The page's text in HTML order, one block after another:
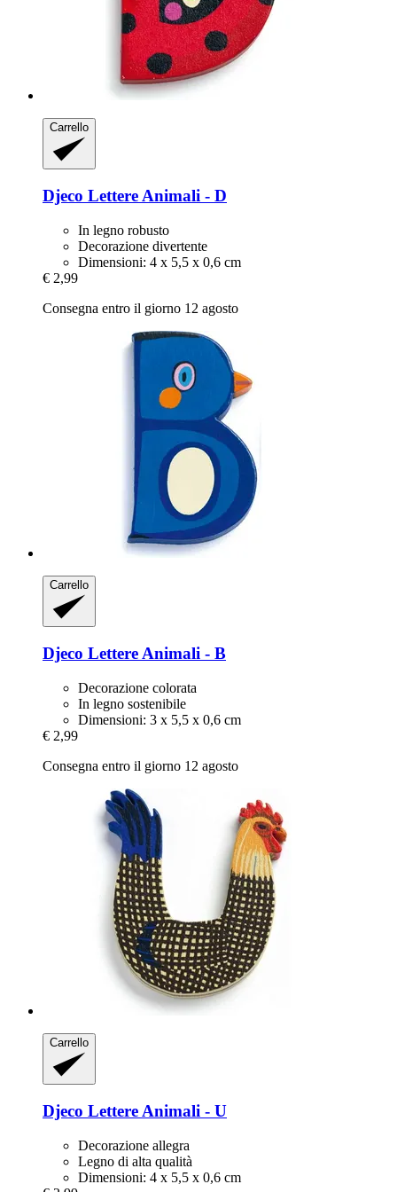
Carrello
Djeco Lettere Animali -​ D
In legno robusto
Decorazione divertente
Dimensioni: 4 x 5,5 x 0,6 cm
€ 2,99
Consegna entro il giorno 12 agosto
Carrello
Djeco Lettere Animali -​ B
Decorazione colorata
In legno sostenibile
Dimensioni: 3 x 5,5 x 0,6 cm
€ 2,99
Consegna entro il giorno 12 agosto
Carrello
Djeco Lettere Animali -​ U
Decorazione allegra
Legno di alta qualità
Dimensioni: 4 x 5,5 x 0,6 cm